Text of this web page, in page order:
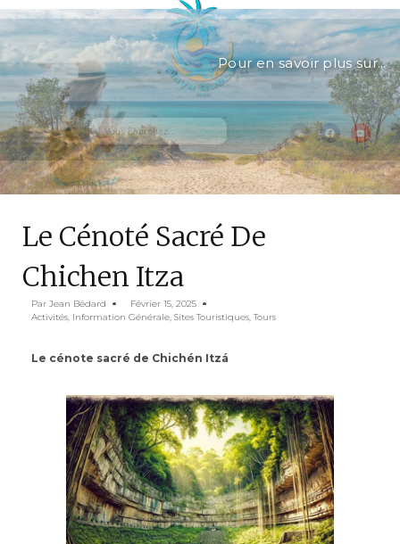
Pour en savoir plus sur...
Le Cénoté Sacré De
Chichen Itza
Par Jean Bédard
Février 15, 2025
Activités, Information Générale, Sites Touristiques, Tours
Le cénote sacré de Chichén Itzá